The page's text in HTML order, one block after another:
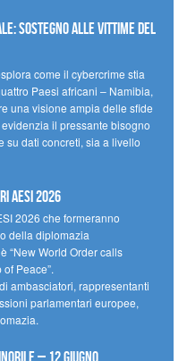
sostegno alle vittime del
come il cybercrime stia
Paesi africani – Namibia,
una visione ampia delle sfide
il pressante bisogno
su dati concreti, sia a livello
2026
2026 che formeranno
della diplomazia
“New World Order calls
Peace”.
ambasciatori, rappresentanti
parlamentari europee,